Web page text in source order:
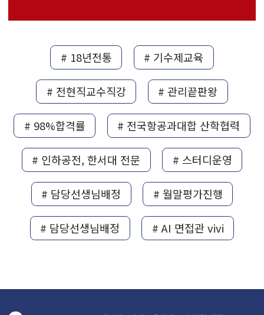
# 18년전통 # 기수제교육
# 전현직교수직강 # 관리끝판왕
# 98%합격률 # 전국항공과대합 산학협력
# 인하공전, 한서대 전문 # 스터디운영
# 담당선생님배정 # 월말평가진행
# 담당선생님배정 # AI 면접관 vivi